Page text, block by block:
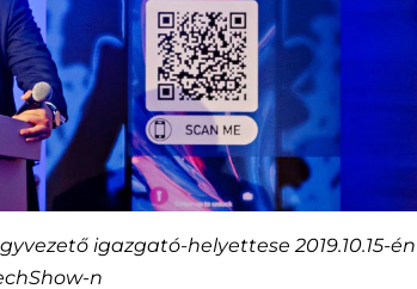
igazgató-helyettese 2019.10.15-én
n